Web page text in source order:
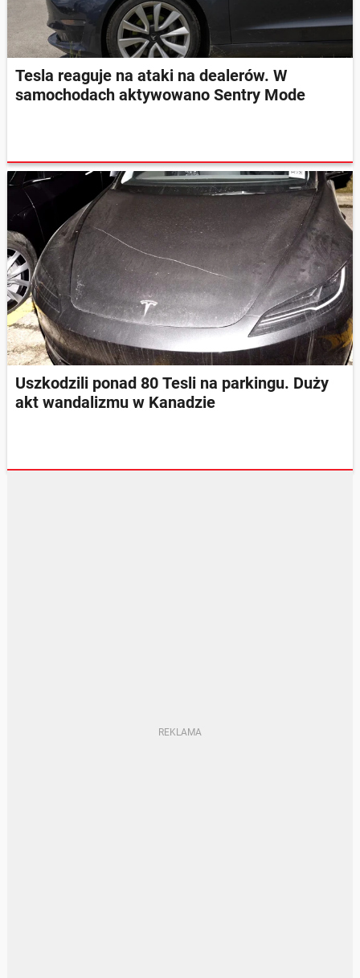
Tesla reaguje na ataki na dealerów. W
samochodach aktywowano Sentry Mode
Uszkodzili ponad 80 Tesli na parkingu. Duży
akt wandalizmu w Kanadzie